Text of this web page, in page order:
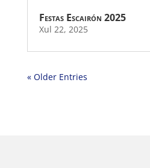
Festas Escairón 2025
Xul 22, 2025
« Older Entries